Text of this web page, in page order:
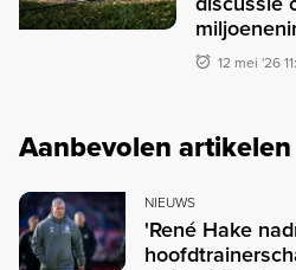
12 mei '26
Aanbevolen artikelen
NIEUWS
'René Hake